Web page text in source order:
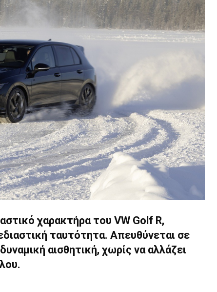
χαρακτήρα του VW Golf R,
ταυτότητα. Απευθύνεται σε
αισθητική, χωρίς να αλλάζει